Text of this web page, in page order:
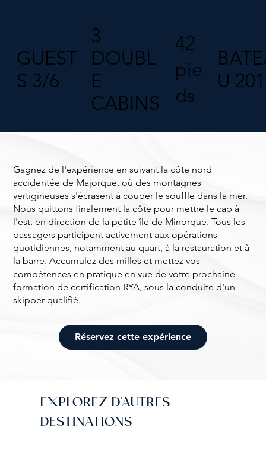
Gagnez de l'expérience en suivant la côte nord
accidentée de Majorque, où des montagnes
vertigineuses s'écrasent à couper le souffle dans la mer.
Nous quittons finalement la côte pour mettre le cap à
l'est, en direction de la petite île de Minorque. Tous les
passagers participent activement aux opérations
quotidiennes, notamment au quart, à la restauration et à
la barre. Accumulez des milles et mettez vos
compétences en pratique en vue de votre prochaine
formation de certification RYA, sous la conduite d'un
skipper qualifié.
Réservez cette expérience
GUEST
S 3/6
3
DOUBL
E
CABINS
42
pie
ds
U
EXPLOREZ D'AUTRES
DESTINATIONS